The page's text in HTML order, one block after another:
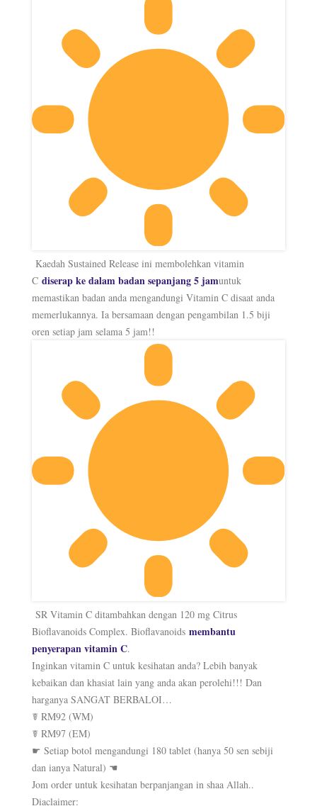
Kaedah Sustained Release ini membolehkan vitamin
C diserap ke dalam badan sepanjang 5 jamuntuk
memastikan badan anda mengandungi Vitamin C disaat anda
memerlukannya. Ia bersamaan dengan pengambilan 1.5 biji
oren setiap jam selama 5 jam!!
SR Vitamin C ditambahkan dengan 120 mg Citrus
Bioflavanoids Complex. Bioflavanoids membantu
penyerapan vitamin C.
Inginkan vitamin C untuk kesihatan anda? Lebih banyak
kebaikan dan khasiat lain yang anda akan perolehi!!! Dan
harganya SANGAT BERBALOI…
☤ RM92 (WM)
☤ RM97 (EM)
☛ Setiap botol mengandungi 180 tablet (hanya 50 sen sebiji
dan ianya Natural) ☚
Jom order untuk kesihatan berpanjangan in shaa Allah..
Diaclaimer: